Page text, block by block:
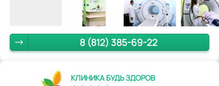
8 (812) 385-69-22
КЛИНИКА БУДЬ ЗДОРОВ